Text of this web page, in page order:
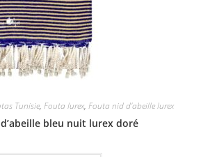
Tunisie, Fouta lurex, Fouta nid d'abeille lurex
bleu nuit lurex doré